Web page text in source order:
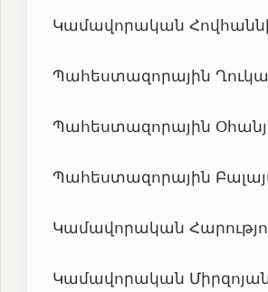
Կամավորական
Պահեստազորային
Պահեստազորային
Պահեստազորային
Կամավորական
Կամավորական Միրզոյան